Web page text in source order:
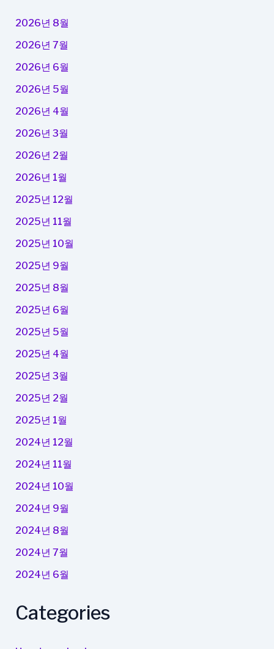
2026년 8월
2026년 7월
2026년 6월
2026년 5월
2026년 4월
2026년 3월
2026년 2월
2026년 1월
2025년 12월
2025년 11월
2025년 10월
2025년 9월
2025년 8월
2025년 6월
2025년 5월
2025년 4월
2025년 3월
2025년 2월
2025년 1월
2024년 12월
2024년 11월
2024년 10월
2024년 9월
2024년 8월
2024년 7월
2024년 6월
Categories